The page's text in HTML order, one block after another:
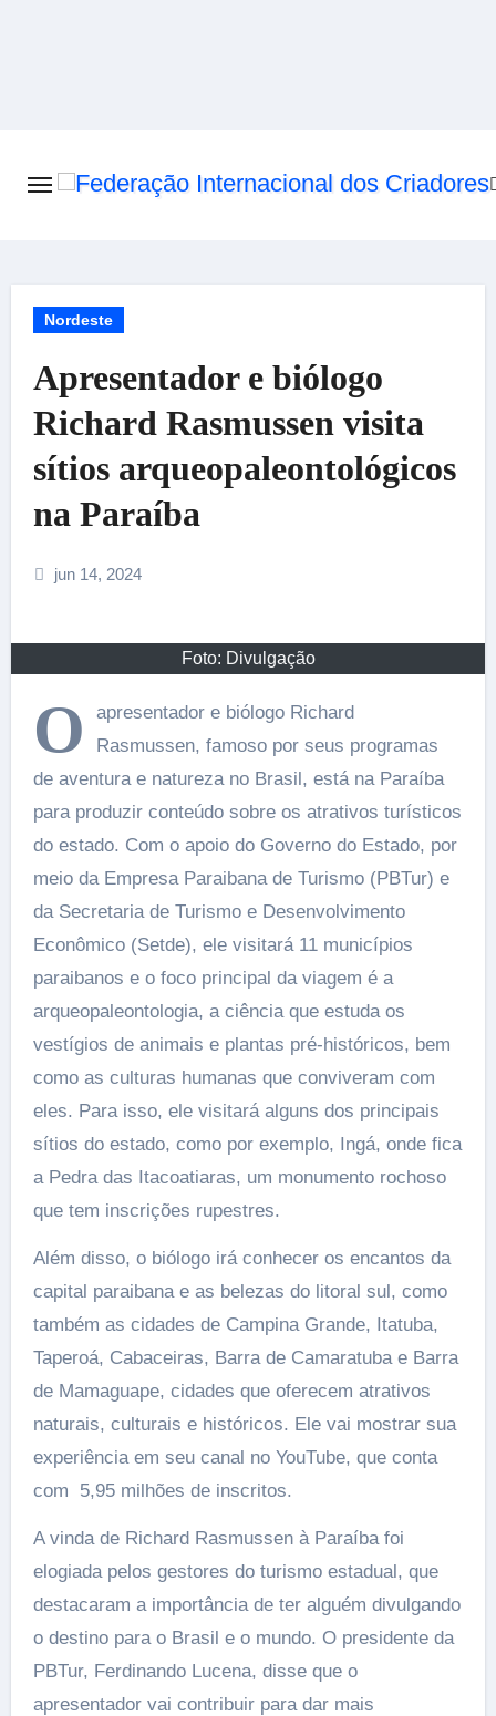
Nordeste
Apresentador e biólogo
Richard Rasmussen visita
sítios arqueopaleontológicos
na Paraíba
jun 14, 2024
Foto: Divulgação
O
apresentador e biólogo Richard
Rasmussen, famoso por seus programas
de aventura e natureza no Brasil, está na Paraíba
para produzir conteúdo sobre os atrativos turísticos
do estado. Com o apoio do Governo do Estado, por
meio da Empresa Paraibana de Turismo (PBTur) e
da Secretaria de Turismo e Desenvolvimento
Econômico (Setde), ele visitará 11 municípios
paraibanos e o foco principal da viagem é a
arqueopaleontologia, a ciência que estuda os
vestígios de animais e plantas pré-históricos, bem
como as culturas humanas que conviveram com
eles. Para isso, ele visitará alguns dos principais
sítios do estado, como por exemplo, Ingá, onde fica
a Pedra das Itacoatiaras, um monumento rochoso
que tem inscrições rupestres.
Além disso, o biólogo irá conhecer os encantos da
capital paraibana e as belezas do litoral sul, como
também as cidades de Campina Grande, Itatuba,
Taperoá, Cabaceiras, Barra de Camaratuba e Barra
de Mamaguape, cidades que oferecem atrativos
naturais, culturais e históricos. Ele vai mostrar sua
experiência em seu canal no YouTube, que conta
com 5,95 milhões de inscritos.
A vinda de Richard Rasmussen à Paraíba foi
elogiada pelos gestores do turismo estadual, que
destacaram a importância de ter alguém divulgando
o destino para o Brasil e o mundo. O presidente da
PBTur, Ferdinando Lucena, disse que o
apresentador vai contribuir para dar mais